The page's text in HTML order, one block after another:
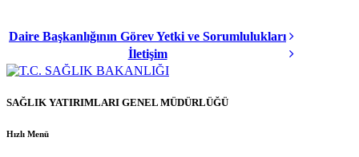
Daire Başkanlığının Görev Yetki ve Sorumlulukları
İletişim
SAĞLIK YATIRIMLARI GENEL MÜDÜRLÜĞÜ
Hızlı Menü